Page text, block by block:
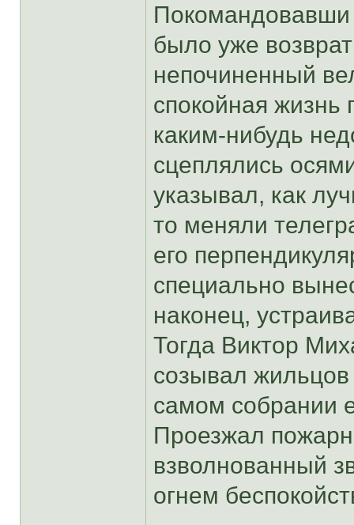
Покомандовавши
было уже
непочиненный
спокойная жизнь
каким-нибудь
сцеплялись
указывал, как
то меняли
его
специально
наконец,
Тогда Виктор
созывал
самом собрании
Проезжал
взволнованный
огнем